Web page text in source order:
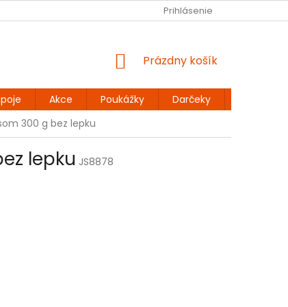
KONTAKT DOPRAVA A PLATBA
Prihlásenie
NÁKUPNÝ
Prázdny košík
Akce Poukážky Darčeky
300 g bez lepku
lepku JS8878